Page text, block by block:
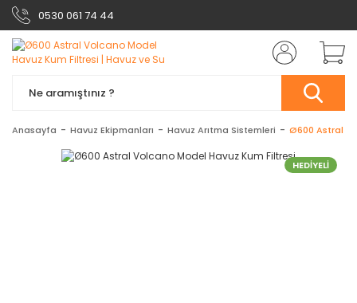
0530 061 74 44
Anasayfa Havuz Ekipmanları Havuz Arıtma Sistemleri Ø600 Astral
HEDİYELİ